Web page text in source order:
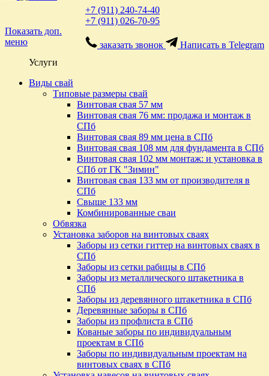
+7 (911) 240-74-40
+7 (911) 026-70-95
заказать звонок Написать в Telegram
Показать доп.
меню
Услуги
Виды свай
Типовые размеры свай
Винтовая свая 57 мм
Винтовая свая 76 мм: продажа и монтаж в
СПб
Винтовая свая 89 мм цена в СПб
Винтовая свая 108 мм для фундамента в СПб
Винтовая свая 102 мм монтаж: и установка в
СПб от ГК "Зимин"
Винтовая свая 133 мм от производителя в
СПб
Свыше 133 мм
Комбинированные сваи
Обвязка
Установка заборов на винтовых сваях
Заборы из сетки гиттер на винтовых сваях в
СПб
Заборы из сетки рабицы в СПб
Заборы из металлического штакетника в
СПб
Заборы из деревянного штакетника в СПб
Деревянные заборы в СПб
Заборы из профлиста в СПб
Кованые заборы по индивидуальным
проектам в СПб
Заборы по индивидуальным проектам на
винтовых сваях в СПб